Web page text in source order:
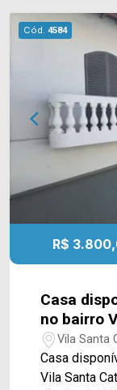
mais. Entre em contato com a nossa equipe e
agende a
(19) 3475-4546 ARBIX IMÓVEIS -
cada mudança!
Cód. 4584
R$
Casa
no bairro
Vila Santa
Casa
Vila Santa